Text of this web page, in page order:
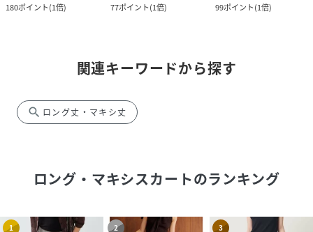
180ポイント(1倍)
77ポイント(1倍)
99ポイント(1倍)
関連キーワードから探す
search ロング丈・マキシ丈
ロング・マキシスカートのランキング
1 2 3